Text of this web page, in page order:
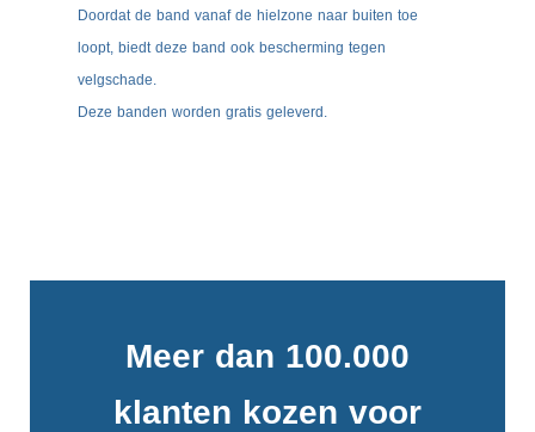
Doordat de band vanaf de hielzone naar buiten toe
loopt, biedt deze band ook bescherming tegen
velgschade.
Deze banden worden gratis geleverd.
Meer dan 100.000
klanten kozen voor